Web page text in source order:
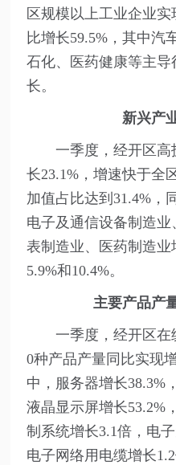
区规模以上工业企业实
比增长59.5%，其中汽
石化、医药健康等主
长。
新兴产
一季度，经开区
长23.1%，增速快于全
加值占比达到31.4%，
电子及通信设备制造
表制造业、医药制造业
5.9%和10.4%。
主要产品产
一季度，经开区在
0种产品产量同比实现
中，服务器增长38.3%
液晶显示屏增长53.2%
制系统增长3.1倍，电
电子网络用电缆增长